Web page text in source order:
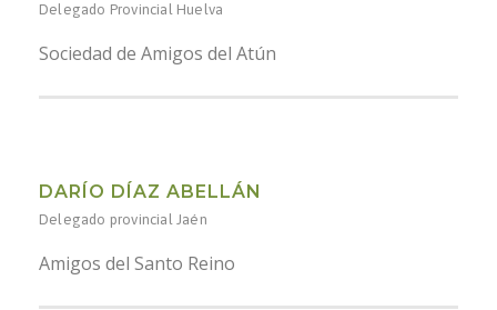
Delegado Provincial Huelva
Sociedad de Amigos del Atún
DARÍO DÍAZ ABELLÁN
Delegado provincial Jaén
Amigos del Santo Reino